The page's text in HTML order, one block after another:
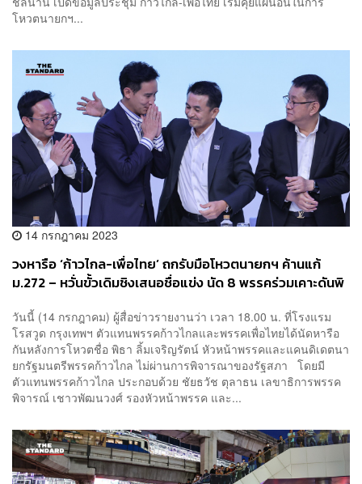
โหวตนายกฯ...
14 กรกฎาคม 2023
วงหารือ ‘ก้าวไกล-เพื่อไทย’ ถกรับมือโหวตนายกฯ ค้านแก้
ม.272 – หวั่นขั้วเดิมชิงเสนอชื่อแข่ง นัด 8 พรรคร่วมเคาะดันพิ
วันนี้ (14 กรกฎาคม) ผู้สื่อข่าวรายงานว่า เวลา 18.00 น. ที่โรงแรม
โรสวูด กรุงเทพฯ ตัวแทนพรรคก้าวไกลและพรรคเพื่อไทยได้นัดหารือ
กันหลังการโหวตชื่อ พิธา ลิ้มเจริญรัตน์ หัวหน้าพรรคและแคนดิเดตนา
ยกรัฐมนตรีพรรคก้าวไกล ไม่ผ่านการพิจารณาของรัฐสภา โดยมี
ตัวแทนพรรคก้าวไกล ประกอบด้วย ชัยธวัช ตุลาธน เลขาธิการพรรค
พิจารณ์ เชาวพัฒนวงศ์ รองหัวหน้าพรรค และ...